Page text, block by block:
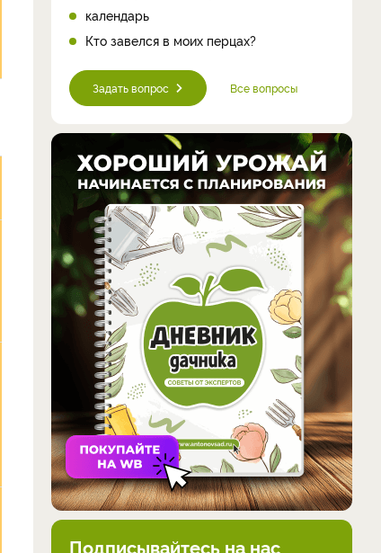
календарь
Кто завелся в моих перцах?
Задать вопрос Все вопросы
Подписывайтесь на нас